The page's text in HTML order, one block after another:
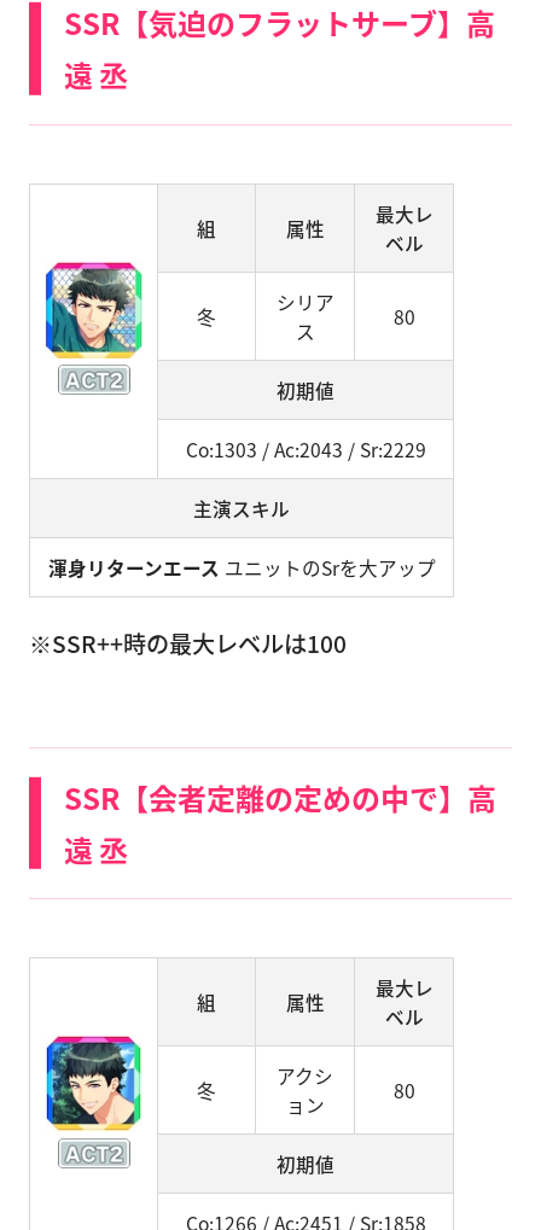
SSR【気迫のフラットサーブ】高
遠 丞
組 属性
最大レ
ベル
冬
シリア
ス
80
初期値
Co:1303 / Ac:2043 / Sr:2229
主演スキル
渾身リターンエース ユニットのSrを大アップ
※SSR++時の最大レベルは100
SSR【会者定離の定めの中で】高
遠 丞
組 属性
最大レ
ベル
冬
アクシ
ョン
80
初期値
Co:1266 / Ac:2451 / Sr:1858